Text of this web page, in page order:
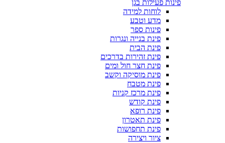
פינות פעילות בגן
לוחות למידה
מדע וטבע
פינות ספר
פינת בנייה ונגרות
פינת הבית
פינת זהירות בדרכים
פינת חצר חול ומים
פינת מוסיקה וקשב
פינת מטבח
פינת מרכז קניות
פינת קודש
פינת רופא
פינת תאטרון
פינת תחפושות
ציור ויצירה